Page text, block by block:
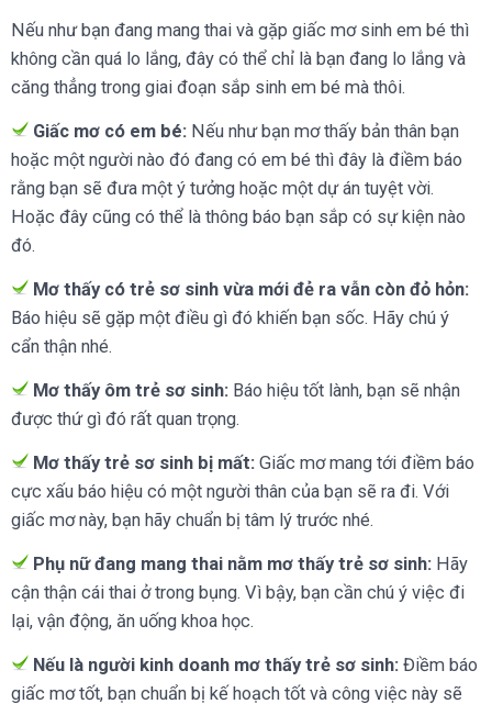
Nếu như bạn đang mang thai và gặp giấc mơ sinh em bé thì
không cần quá lo lắng, đây có thể chỉ là bạn đang lo lắng và
căng thẳng trong giai đoạn sắp sinh em bé mà thôi.
Giấc mơ có em bé: Nếu như bạn mơ thấy bản thân bạn
hoặc một người nào đó đang có em bé thì đây là điềm báo
rằng bạn sẽ đưa một ý tưởng hoặc một dự án tuyệt vời.
Hoặc đây cũng có thể là thông báo bạn sắp có sự kiện nào
đó.
Mơ thấy có trẻ sơ sinh vừa mới đẻ ra vẫn còn đỏ hỏn:
Báo hiệu sẽ gặp một điều gì đó khiến bạn sốc. Hãy chú ý
cẩn thận nhé.
Mơ thấy ôm trẻ sơ sinh: Báo hiệu tốt lành, bạn sẽ nhận
được thứ gì đó rất quan trọng.
Mơ thấy trẻ sơ sinh bị mất: Giấc mơ mang tới điềm báo
cực xấu báo hiệu có một người thân của bạn sẽ ra đi. Với
giấc mơ này, bạn hãy chuẩn bị tâm lý trước nhé.
Phụ nữ đang mang thai nằm mơ thấy trẻ sơ sinh: Hãy
cận thận cái thai ở trong bụng. Vì bậy, bạn cần chú ý việc đi
lại, vận động, ăn uống khoa học.
Nếu là người kinh doanh mơ thấy trẻ sơ sinh: Điềm báo
giấc mơ tốt, bạn chuẩn bị kế hoạch tốt và công việc này sẽ